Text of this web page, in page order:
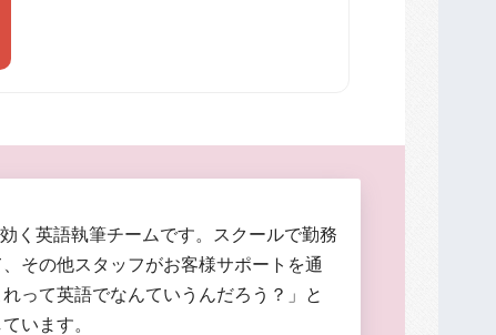
く英語執筆チームです。スクールで勤務
その他スタッフがお客様サポートを通
って英語でなんていうんだろう？」と
います。